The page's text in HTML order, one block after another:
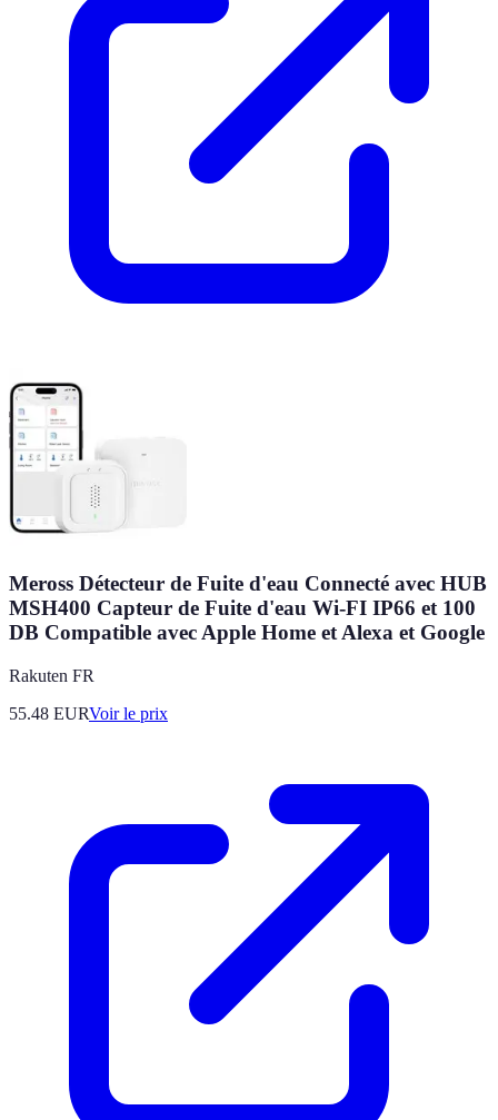
Meross Détecteur de Fuite d'eau Connecté avec HUB
MSH400 Capteur de Fuite d'eau Wi-FI IP66 et 100
DB Compatible avec Apple Home et Alexa et Google
Rakuten FR
55.48 EURVoir le prix